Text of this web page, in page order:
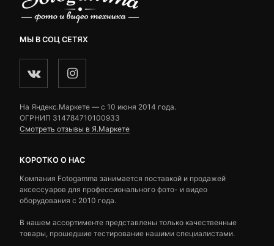
МЫ В СОЦ СЕТЯХ
На Яндекс.Маркете — c 10 июня 2014 года.
ОГРНИП 314784710100933
Смотреть отзывы в Я.Маркете
КОРОТКО О НАС
Компания Fotogamma занимается поставкой и продажей
аксессуаров для профессионального фото- и видео
оборудования с 2010 года.
В нашем ассортименте представлены только качественные
товары, прошедшие тестирование нашими специалистами.